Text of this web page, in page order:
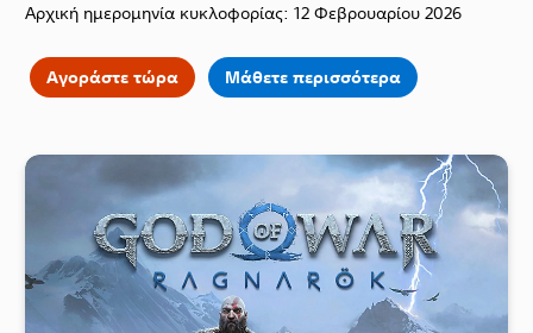
Αρχική ημερομηνία κυκλοφορίας: 12 Φεβρουαρίου 2026
Αγοράστε τώρα Μάθετε περισσότερα